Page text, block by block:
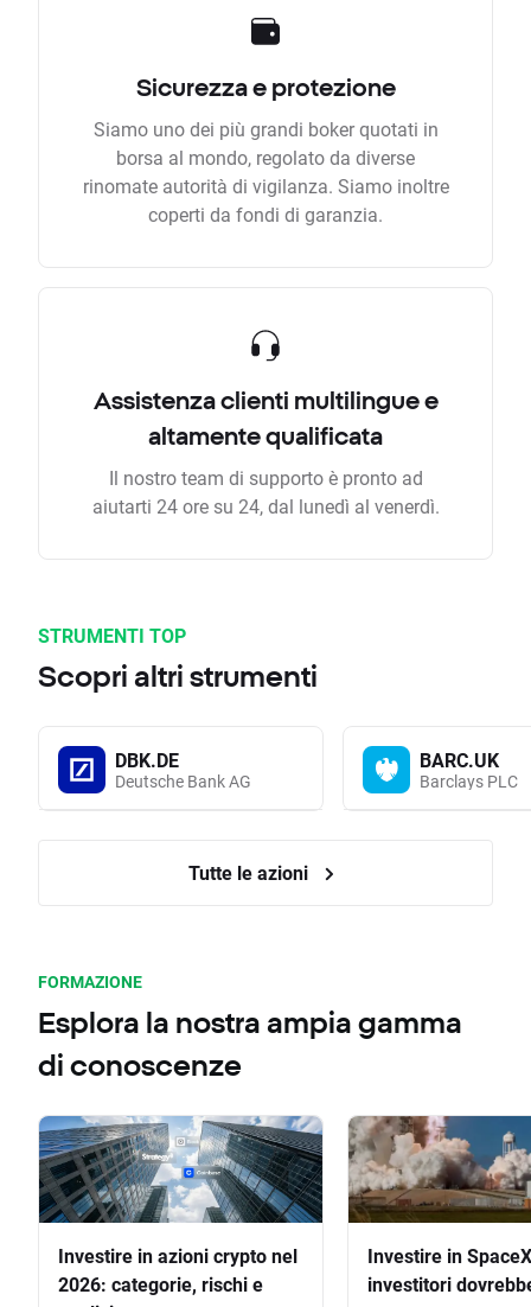
Sicurezza e protezione
Siamo uno dei più grandi boker quotati in
borsa al mondo, regolato da diverse
rinomate autorità di vigilanza. Siamo inoltre
coperti da fondi di garanzia.
Assistenza clienti multilingue e
altamente qualificata
Il nostro team di supporto è pronto ad
aiutarti 24 ore su 24, dal lunedì al venerdì.
STRUMENTI TOP
Scopri altri strumenti
DBK.DE
Deutsche Bank AG
BARC.UK
Barclays PLC
Tutte le azioni
FORMAZIONE
Esplora la nostra ampia gamma
di conoscenze
Investire in azioni crypto nel
2026: categorie, rischi e
Investire in
investitori